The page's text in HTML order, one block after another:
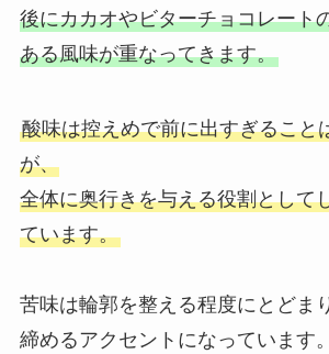
後にカカオやビターチョコレート
ある風味が重なってきます。
酸味は控えめで前に出すぎること
が、
全体に奥行きを与える役割として
ています。
苦味は輪郭を整える程度にとどま
締めるアクセントになっています。